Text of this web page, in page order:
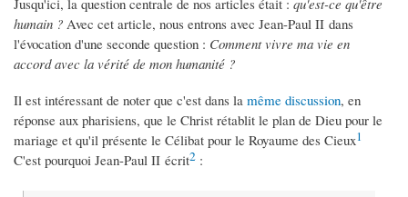
Jusqu'ici, la question centrale de nos articles était : qu'est-ce qu'être
humain ? Avec cet article, nous entrons avec Jean-Paul II dans
l'évocation d'une seconde question : Comment vivre ma vie en
accord avec la vérité de mon humanité ?
Il est intéressant de noter que c'est dans la même discussion, en
réponse aux pharisiens, que le Christ rétablit le plan de Dieu pour le
mariage et qu'il présente le Célibat pour le Royaume des Cieux1
C'est pourquoi Jean-Paul II écrit2 :